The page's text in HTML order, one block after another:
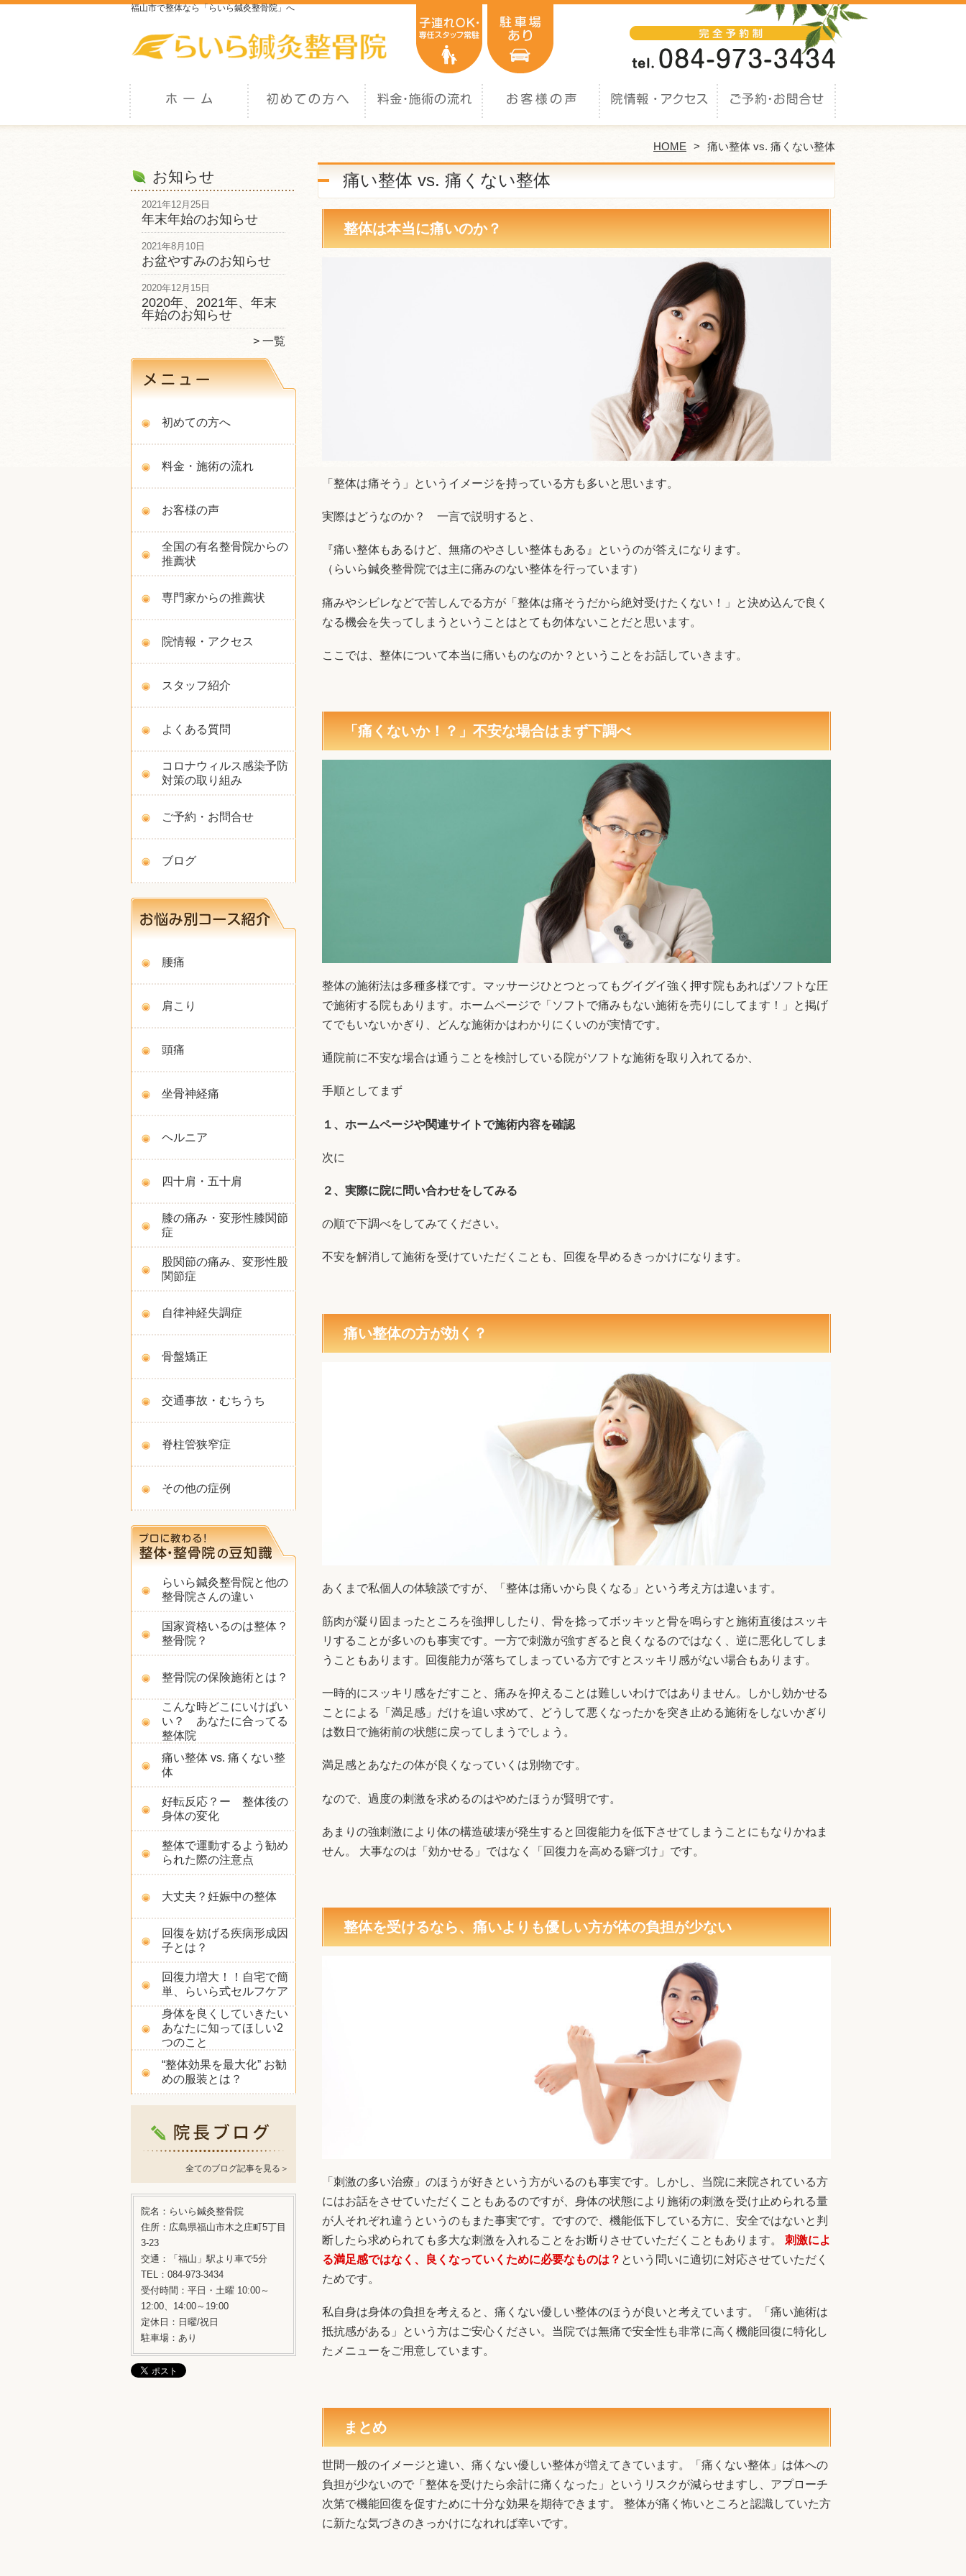
福山市で整体なら「らいら鍼灸整骨院」へ
HOME 痛い整体 vs. 痛くない整体
お知らせ
2021年12月25日
年末年始のお知らせ
2021年8月10日
お盆やすみのお知らせ
2020年12月15日
2020年、2021年、年末
年始のお知らせ
一覧
初めての方へ
料金・施術の流れ
お客様の声
全国の有名整骨院からの
推薦状
専門家からの推薦状
院情報・アクセス
スタッフ紹介
よくある質問
コロナウィルス感染予防
対策の取り組み
ご予約・お問合せ
ブログ
腰痛
肩こり
頭痛
坐骨神経痛
ヘルニア
四十肩・五十肩
膝の痛み・変形性膝関節
症
股関節の痛み、変形性股
関節症
自律神経失調症
骨盤矯正
交通事故・むちうち
脊柱管狭窄症
その他の症例
らいら鍼灸整骨院と他の
整骨院さんの違い
国家資格いるのは整体？
整骨院？
整骨院の保険施術とは？
こんな時どこにいけばい
い？ あなたに合ってる
整体院
痛い整体 vs. 痛くない整
体
好転反応？ー 整体後の
身体の変化
整体で運動するよう勧め
られた際の注意点
大丈夫？妊娠中の整体
回復を妨げる疾病形成因
子とは？
回復力増大！！自宅で簡
単、らいら式セルフケア
身体を良くしていきたい
あなたに知ってほしい2
つのこと
“整体効果を最大化” お勧
めの服装とは？
全てのブログ記事を見る＞
院名：らいら鍼灸整骨院
住所：広島県福山市木之庄町5丁目
3-23
交通：「福山」駅より車で5分
TEL：084-973-3434
受付時間：平日・土曜 10:00～
12:00、14:00～19:00
定休日：日曜/祝日
駐車場：あり
痛い整体 vs. 痛くない整体
整体は本当に痛いのか？
「整体は痛そう」というイメージを持っている方も多いと思います。
実際はどうなのか？ 一言で説明すると、
『痛い整体もあるけど、無痛のやさしい整体もある』というのが答えになります。
（らいら鍼灸整骨院では主に痛みのない整体を行っています）
痛みやシビレなどで苦しんでる方が「整体は痛そうだから絶対受けたくない！」と決め込んで良く
なる機会を失ってしまうということはとても勿体ないことだと思います。
ここでは、整体について本当に痛いものなのか？ということをお話していきます。
「痛くないか！？」不安な場合はまず下調べ
整体の施術法は多種多様です。マッサージひとつとってもグイグイ強く押す院もあればソフトな圧
で施術する院もあります。ホームページで「ソフトで痛みもない施術を売りにしてます！」と掲げ
てでもいないかぎり、どんな施術かはわかりにくいのが実情です。
通院前に不安な場合は通うことを検討している院がソフトな施術を取り入れてるか、
手順としてまず
１、ホームページや関連サイトで施術内容を確認
次に
２、実際に院に問い合わせをしてみる
の順で下調べをしてみてください。
不安を解消して施術を受けていただくことも、回復を早めるきっかけになります。
痛い整体の方が効く？
あくまで私個人の体験談ですが、「整体は痛いから良くなる」という考え方は違います。
筋肉が凝り固まったところを強押ししたり、骨を捻ってボッキッと骨を鳴らすと施術直後はスッキ
リすることが多いのも事実です。一方で刺激が強すぎると良くなるのではなく、逆に悪化してしま
うこともあります。回復能力が落ちてしまっている方ですとスッキリ感がない場合もあります。
一時的にスッキリ感をだすこと、痛みを抑えることは難しいわけではありません。しかし効かせる
ことによる「満足感」だけを追い求めて、どうして悪くなったかを突き止める施術をしないかぎり
は数日で施術前の状態に戻ってしまうでしょう。
満足感とあなたの体が良くなっていくは別物です。
なので、過度の刺激を求めるのはやめたほうが賢明です。
あまりの強刺激により体の構造破壊が発生すると回復能力を低下させてしまうことにもなりかねま
せん。 大事なのは「効かせる」ではなく「回復力を高める癖づけ」です。
整体を受けるなら、痛いよりも優しい方が体の負担が少ない
「刺激の多い治療」のほうが好きという方がいるのも事実です。しかし、当院に来院されている方
にはお話をさせていただくこともあるのですが、身体の状態により施術の刺激を受け止められる量
が人それぞれ違うというのもまた事実です。ですので、機能低下している方に、安全ではないと判
断したら求められても多大な刺激を入れることをお断りさせていただくこともあります。
刺激によ
る満足感ではなく、良くなっていくために必要なものは？ という問いに適切に対応させていただく
ためです。
私自身は身体の負担を考えると、痛くない優しい整体のほうが良いと考えています。「痛い施術は
抵抗感がある」という方はご安心ください。当院では無痛で安全性も非常に高く機能回復に特化し
たメニューをご用意しています。
まとめ
世間一般のイメージと違い、痛くない優しい整体が増えてきています。「痛くない整体」は体への
負担が少ないので「整体を受けたら余計に痛くなった」というリスクが減らせますし、アプローチ
次第で機能回復を促すために十分な効果を期待できます。 整体が痛く怖いところと認識していた方
に新たな気づきのきっかけになれれば幸いです。